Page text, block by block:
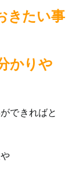
きたい事
かりや
できればと